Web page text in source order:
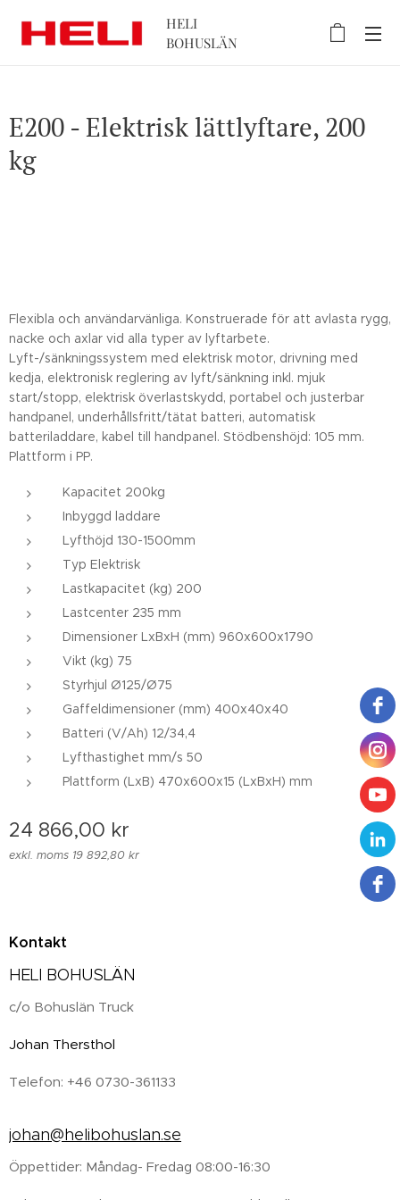
HELI
BOHUSLÄN
E200 - Elektrisk lättlyftare, 200
kg
Flexibla och användarvänliga. Konstruerade för att avlasta rygg,
nacke och axlar vid alla typer av lyftarbete.
Lyft-/sänkningssystem med elektrisk motor, drivning med
kedja, elektronisk reglering av lyft/sänkning inkl. mjuk
start/stopp, elektrisk överlastskydd, portabel och justerbar
handpanel, underhållsfritt/tätat batteri, automatisk
batteriladdare, kabel till handpanel. Stödbenshöjd: 105 mm.
Plattform i PP.
Kapacitet 200kg
Inbyggd laddare
Lyfthöjd 130-1500mm
Typ Elektrisk
Lastkapacitet (kg) 200
Lastcenter 235 mm
Dimensioner LxBxH (mm) 960x600x1790
Vikt (kg) 75
Styrhjul Ø125/Ø75
Gaffeldimensioner (mm) 400x40x40
Batteri (V/Ah) 12/34,4
Lyfthastighet mm/s 50
Plattform (LxB) 470x600x15 (LxBxH) mm
24 866,00 kr
exkl. moms 19 892,80 kr
Kontakt
HELI BOHUSLÄN
c/o Bohuslän Truck
Johan Thersthol
Telefon: +46 0730-361133
johan@helibohuslan.se
Öppettider: Måndag- Fredag 08:00-16:30